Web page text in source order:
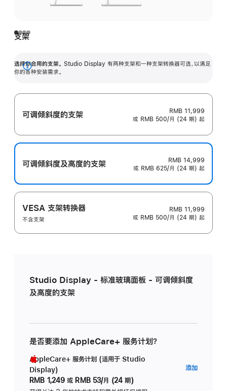
支架
选择你合用的支架。 Studio Display 有两种支架和一种支架转换器可选，以满足
你的各种安装需求。
展
可调倾斜度的支架
RMB 11,999
或 RMB 500/月 (24 期) 起
可调倾斜度及高‍度的支‍架
RMB 14,999
或 RMB 625/月 (24 期) 起
VESA 支架转换器
不含支架
RMB 11,999
或 RMB 500/月 (24 期) 起
Studio Display - 标准玻璃面板 - 可调倾斜度
及高度的支架
是否要添加 AppleCare+ 服务计划？
AppleCare+ 服务计划 (适用于 Studio
Display)
RMB 1,249 或 RMB 53/月 (24 期)
添加